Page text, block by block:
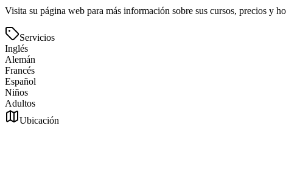
Visita su página web para más información sobre sus cursos, precios y
Servicios
Inglés
Alemán
Francés
Español
Niños
Adultos
Ubicación